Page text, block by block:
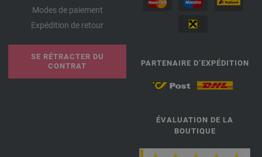
Modes de paiement
Expédition de retour
SE RÉTRACTER DU
CONTRAT
PARTENAIRE D’EXPÉDITION
ÉVALUATION DE LA
BOUTIQUE